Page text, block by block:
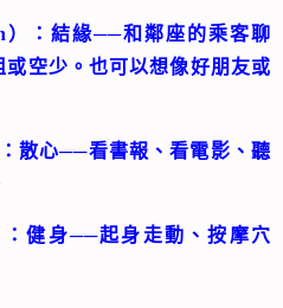
結緣──和鄰座的乘客聊
空少。也可以想像好朋友或
心──看書報、看電影、聽
身──起身走動、按摩穴